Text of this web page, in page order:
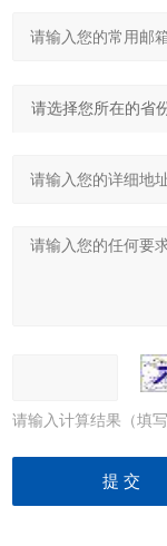
请输入计算结果（填